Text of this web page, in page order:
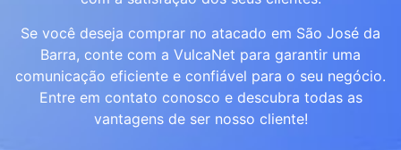
Se você deseja comprar no atacado em São José da
Barra, conte com a VulcaNet para garantir uma
comunicação eficiente e confiável para o seu negócio.
Entre em contato conosco e descubra todas as
vantagens de ser nosso cliente!